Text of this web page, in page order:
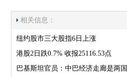
相关信息：
纽约股市三大股指6日上涨
港股2日跌0.7% 收报25116.53点
巴基斯坦官员：中巴经济走廊是两